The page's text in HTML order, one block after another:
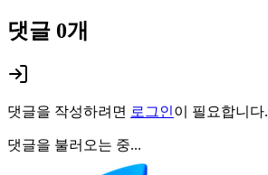
댓글 0개
댓글을 작성하려면 로그인이 필요합니다.
댓글을 불러오는 중...